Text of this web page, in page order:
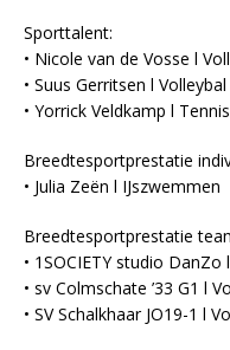
Sporttalent:
• Nicole van de Vosse l
• Suus Gerritsen l Volleybal
• Yorrick Veldkamp l Tennis
Breedtesportprestatie
• Julia Zeën l IJszwemmen
Breedtesportprestatie
• 1SOCIETY studio DanZo
• sv Colmschate ’33 G1 l
• SV Schalkhaar JO19-1 l